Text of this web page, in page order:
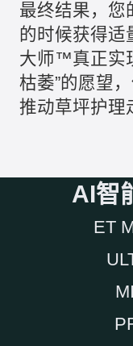
最终结果，您
的时候获得适
大师™真正实
枯萎”的愿望
推动草坪护理
AI智
ET